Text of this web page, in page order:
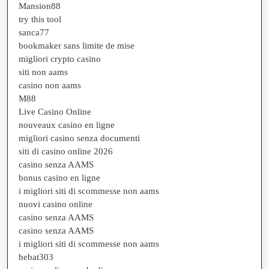
Mansion88
try this tool
sanca77
bookmaker sans limite de mise
migliori crypto casino
siti non aams
casino non aams
M88
Live Casino Online
nouveaux casino en ligne
migliori casino senza documenti
siti di casino online 2026
casino senza AAMS
bonus casino en ligne
i migliori siti di scommesse non aams
nuovi casino online
casino senza AAMS
casino senza AAMS
i migliori siti di scommesse non aams
hebat303